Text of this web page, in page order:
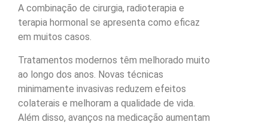
A combinação de cirurgia, radioterapia e
terapia hormonal se apresenta como eficaz
em muitos casos.
Tratamentos modernos têm melhorado muito
ao longo dos anos. Novas técnicas
minimamente invasivas reduzem efeitos
colaterais e melhoram a qualidade de vida.
Além disso, avanços na medicação aumentam